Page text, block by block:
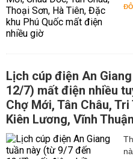
Lịch cúp điện An
12/7) mất điện nhiều
Chợ Mới, Tân Châu,
Kiên Lương, Vĩnh Thuận